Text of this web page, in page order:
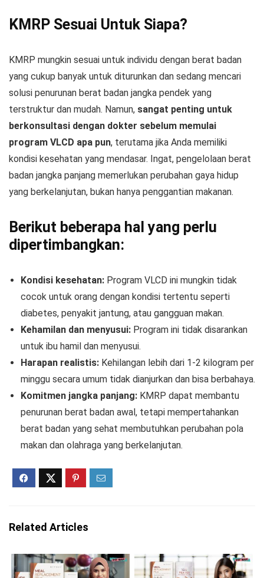
KMRP Sesuai Untuk Siapa?
KMRP mungkin sesuai untuk individu dengan berat badan
yang cukup banyak untuk diturunkan dan sedang mencari
solusi penurunan berat badan jangka pendek yang
terstruktur dan mudah. Namun, sangat penting untuk
berkonsultasi dengan dokter sebelum memulai
program VLCD apa pun, terutama jika Anda memiliki
kondisi kesehatan yang mendasar. Ingat, pengelolaan berat
badan jangka panjang memerlukan perubahan gaya hidup
yang berkelanjutan, bukan hanya penggantian makanan.
Berikut beberapa hal yang perlu
dipertimbangkan:
Kondisi kesehatan: Program VLCD ini mungkin tidak
cocok untuk orang dengan kondisi tertentu seperti
diabetes, penyakit jantung, atau gangguan makan.
Kehamilan dan menyusui: Program ini tidak disarankan
untuk ibu hamil dan menyusui.
Harapan realistis: Kehilangan lebih dari 1-2 kilogram per
minggu secara umum tidak dianjurkan dan bisa berbahaya.
Komitmen jangka panjang: KMRP dapat membantu
penurunan berat badan awal, tetapi mempertahankan
berat badan yang sehat membutuhkan perubahan pola
makan dan olahraga yang berkelanjutan.
Related Articles